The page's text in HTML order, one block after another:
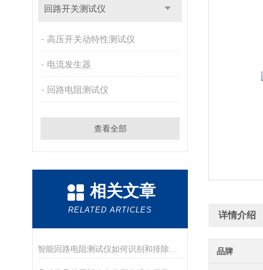
回路开关测试仪
高压开关动特性测试仪
电流发生器
回路电阻测试仪
查看全部
相关文章
RELATED ARTICLES
详情介绍
品牌